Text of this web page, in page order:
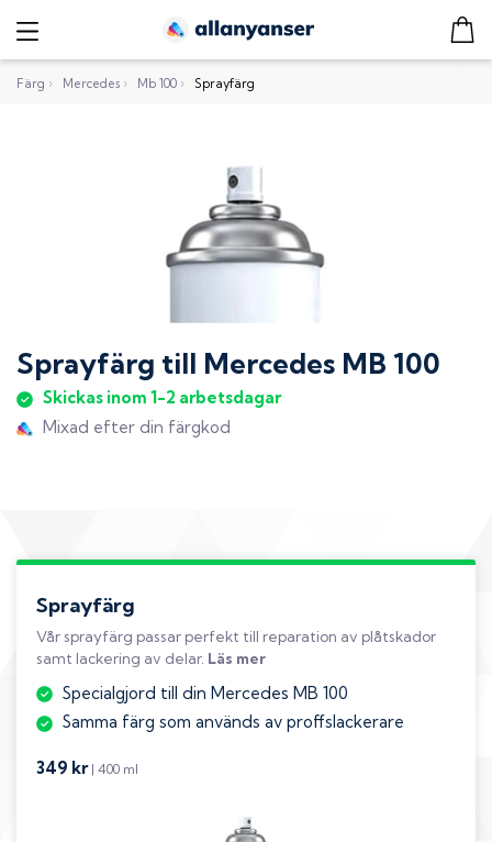
Färg › Mercedes › Mb 100 › Sprayfärg
Sprayfärg till Mercedes MB 100
Skickas inom 1-2 arbetsdagar
Mixad efter din färgkod
Sprayfärg
Vår sprayfärg passar perfekt till reparation av plåtskador
samt lackering av delar. Läs mer
Specialgjord till din Mercedes MB 100
Samma färg som används av proffslackerare
349 kr| 400 ml